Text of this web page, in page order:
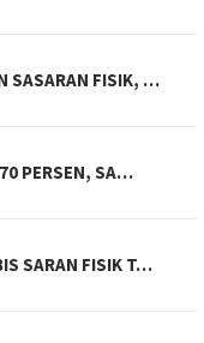
SASARAN FISIK, …
PERSEN, SA…
SARAN FISIK T…